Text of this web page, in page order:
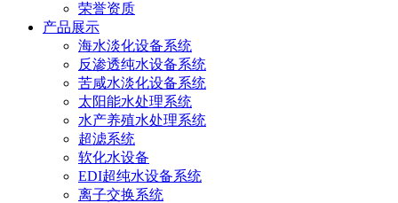
荣誉资质
产品展示
海水淡化设备系统
反渗透纯水设备系统
苦咸水淡化设备系统
太阳能水处理系统
水产养殖水处理系统
超滤系统
软化水设备
EDI超纯水设备系统
离子交换系统